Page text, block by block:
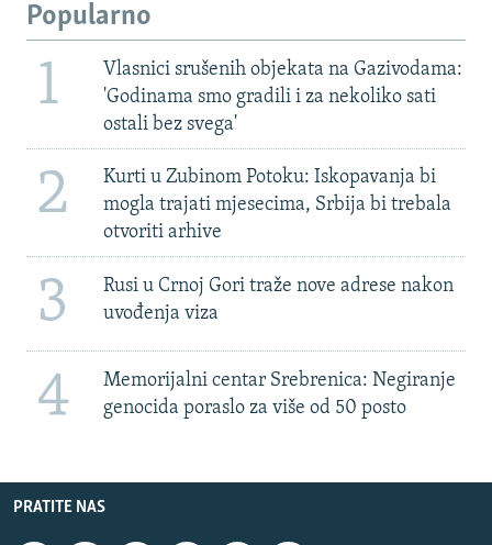
Popularno
1
Vlasnici srušenih objekata na Gazivodama:
'Godinama smo gradili i za nekoliko sati
ostali bez svega'
2
Kurti u Zubinom Potoku: Iskopavanja bi
mogla trajati mjesecima, Srbija bi trebala
otvoriti arhive
3
Rusi u Crnoj Gori traže nove adrese nakon
uvođenja viza
4
Memorijalni centar Srebrenica: Negiranje
genocida poraslo za više od 50 posto
PRATITE NAS